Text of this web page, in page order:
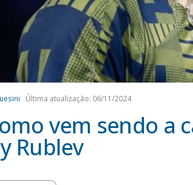
Última atualização: 06/11/2024
vem sendo a
Rublev